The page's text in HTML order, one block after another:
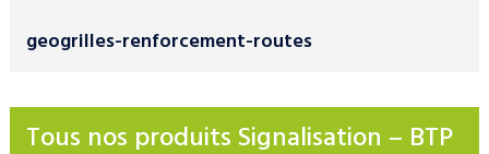
geogrilles-renforcement-routes
Tous nos produits Signalisation – BTP